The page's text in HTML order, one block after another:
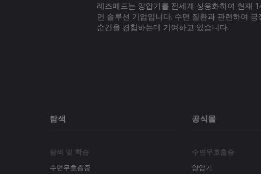
레즈메드는 양압기를 전세계 상용화하여 현재
면 솔루션 기업입니다. 수면 질환과 관련하여
순간을 경험하는데 기여하고 있습니다.
탐색
탐색 및 학습
수면무호흡증
공식몰
수면무호흡증
양압기